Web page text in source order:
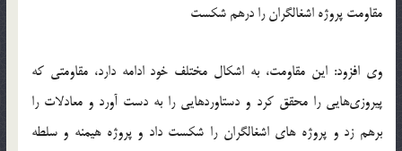
مقاومت پروژه اشغالگران را درهم شکست
‫وی افزود: این مقاومت، به اشکال مختلف خود ادامه دارد، مقاومتی که
پیروزی‌هایی را محقق کرد و دستاوردهایی را به دست آورد و معادلات را
برهم زد و پروژه های اشغالگران را شکست داد و پروژه هیمنه و سلطه